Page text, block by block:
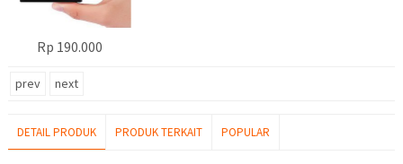
Rp 190.000
prev next
DETAIL PRODUK PRODUK TERKAIT POPULAR